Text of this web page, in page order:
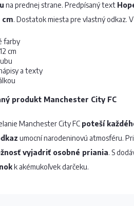
na prednej strane. Predpísaný text
cm. Dostatok miesta pre vlastný odkaz.
farby
cm
a texty
produkt Manchester City FC
Manchester City FC poteší
umocní narodeninovú atmosféru.
vyjadriť osobné priania. S
k akémukoľvek darčeku.